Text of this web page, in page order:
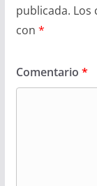
publicada. Los
con *
Comentario *